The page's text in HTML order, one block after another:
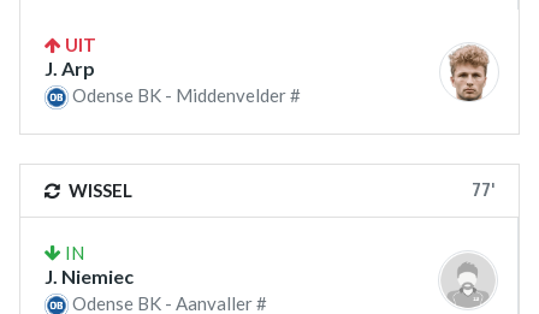
UIT
J. Arp
Odense BK - Middenvelder #
WISSEL 77'
IN
J. Niemiec
Odense BK - Aanvaller #